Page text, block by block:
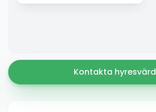
Kontakta hyresvärd